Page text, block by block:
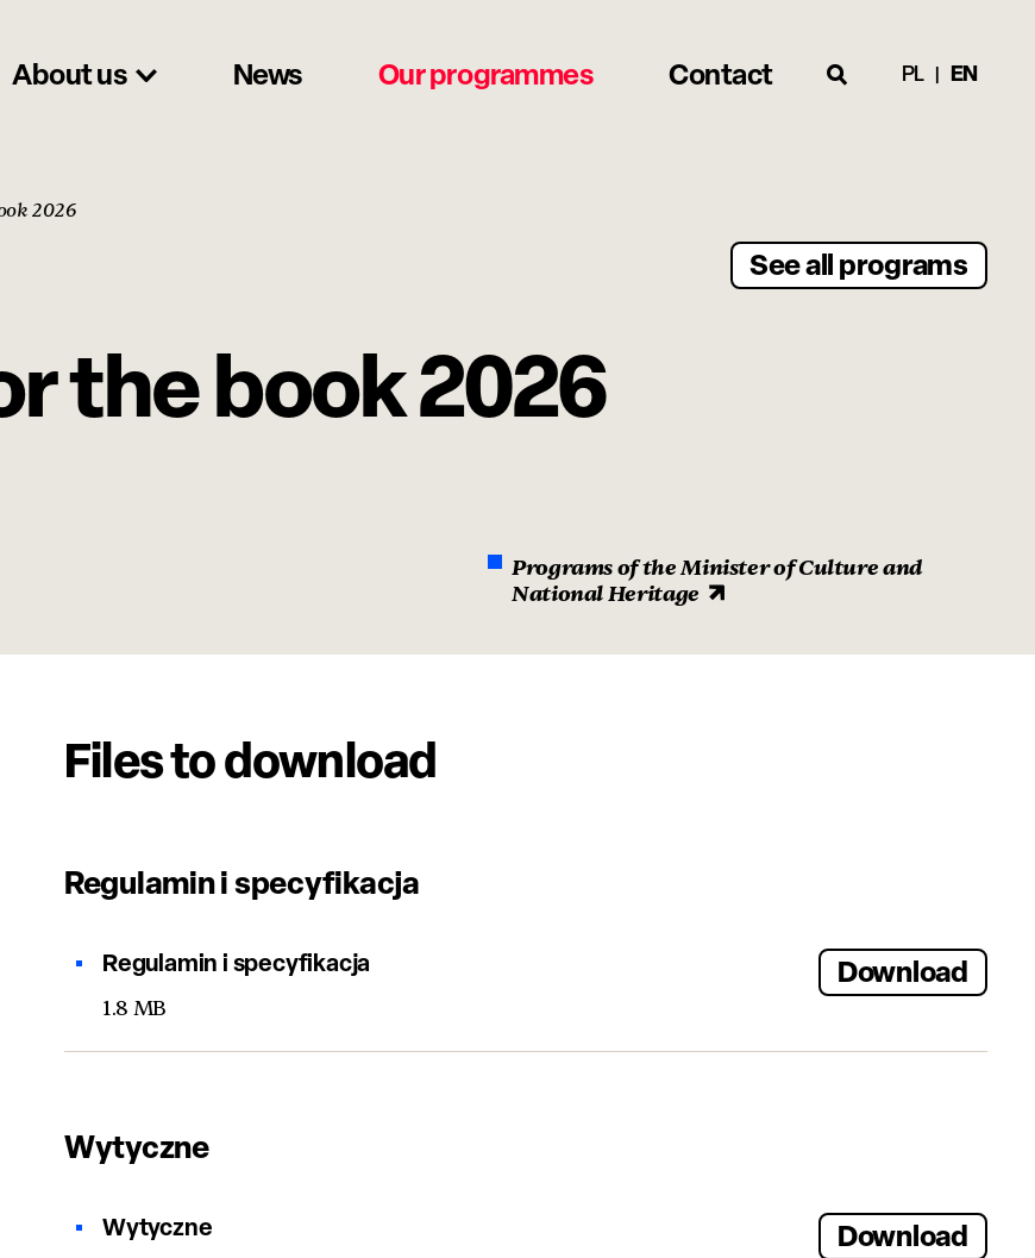
About us News Our programmes Contact PL EN
2026
See all programs
the book 2026
Programs of the Minister of Culture and
National Heritage
Files to download
Regulamin i specyfikacja
Regulamin i specyfikacja
1.8 MB
Download
Wytyczne
Wytyczne Download